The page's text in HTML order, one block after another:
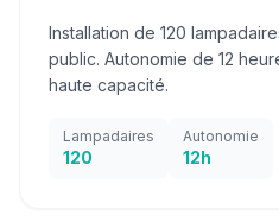
Installation de 120
public. Autonomie de 12
haute capacité.
Lampadaires
120
Autonomie
12h